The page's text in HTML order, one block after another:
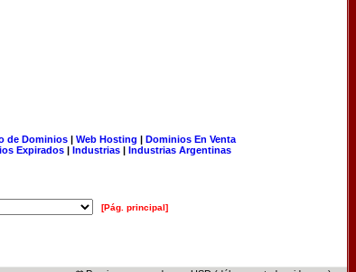
de Dominios| Web Hosting | Dominios En Venta
Expirados | Industrias | Industrias Argentinas
[Pág. principal]